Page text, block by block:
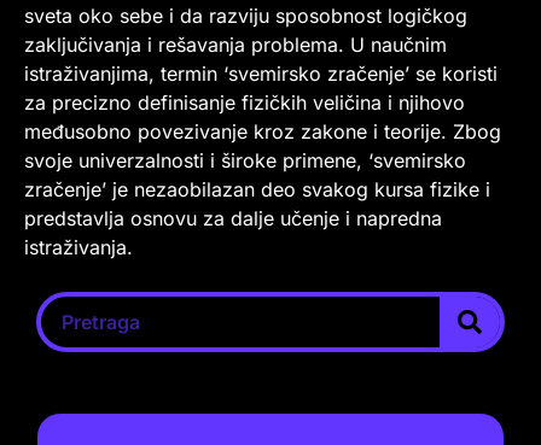
sveta oko sebe i da razviju sposobnost logičkog
zaključivanja i rešavanja problema. U naučnim
istraživanjima, termin ‘svemirsko zračenje’ se koristi
za precizno definisanje fizičkih veličina i njihovo
međusobno povezivanje kroz zakone i teorije. Zbog
svoje univerzalnosti i široke primene, ‘svemirsko
zračenje’ je nezaobilazan deo svakog kursa fizike i
predstavlja osnovu za dalje učenje i napredna
istraživanja.